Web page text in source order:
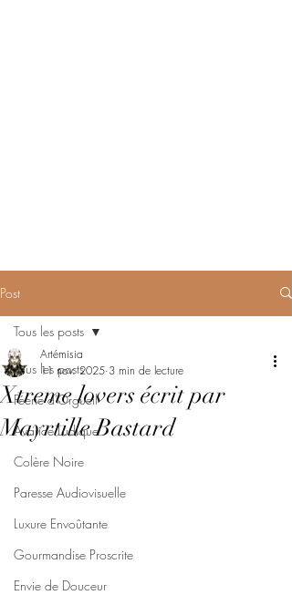
Post
Tous les posts
Féerie d'Orgueil
Avarice Ludique
Colère Noire
Paresse Audiovisuelle
Luxure Envoûtante
Gourmandise Proscrite
Envie de Douceur
Tous les posts
Xtreme lovers écrit par
Mayrtille Bastard
Artémisia
11 nov. 2025 3 min de lecture